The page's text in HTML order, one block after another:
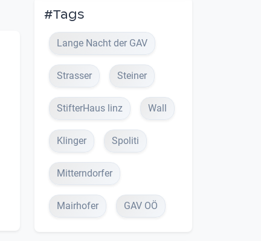
#Tags
Lange Nacht der GAV
Strasser Steiner
StifterHaus linz Wall
Klinger Spoliti
Mitterndorfer
Mairhofer GAV OÖ